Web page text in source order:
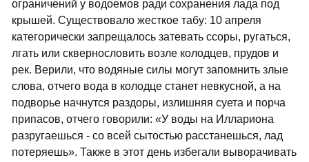
ограничений у водоемов ради сохранения лада под
крышей. Существовало жесткое табу: 10 апреля
категорически запрещалось затевать ссоры, ругаться,
лгать или сквернословить возле колодцев, прудов и
рек. Верили, что водяные силы могут запомнить злые
слова, отчего вода в колодце станет невкусной, а на
подворье начнутся раздоры, излишняя суета и порча
припасов, отчего говорили: «У воды на Иллариона
разругаешься - со всей сытостью расстанешься, лад
потеряешь». Также в этот день избегали выворачивать